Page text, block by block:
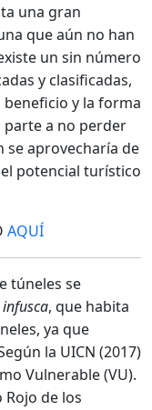
una gran
que aún no han
un sin número
y clasificadas,
y la forma
parte a no perder
se aprovecharía de
potencial turístico
AQUÍ
túneles se
, que habita
ya que
la UICN (2017)
Vulnerable (VU).
de los